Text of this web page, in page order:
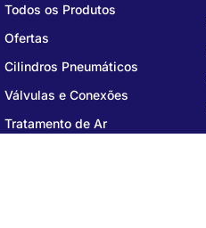
Todos os Produtos
Ofertas
Cilindros Pneumáticos
Válvulas e Conexões
Tratamento de Ar